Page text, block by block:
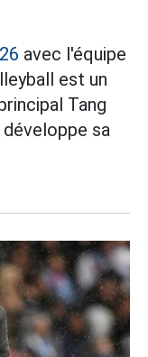
avec l'équipe
est un
Tang
sa